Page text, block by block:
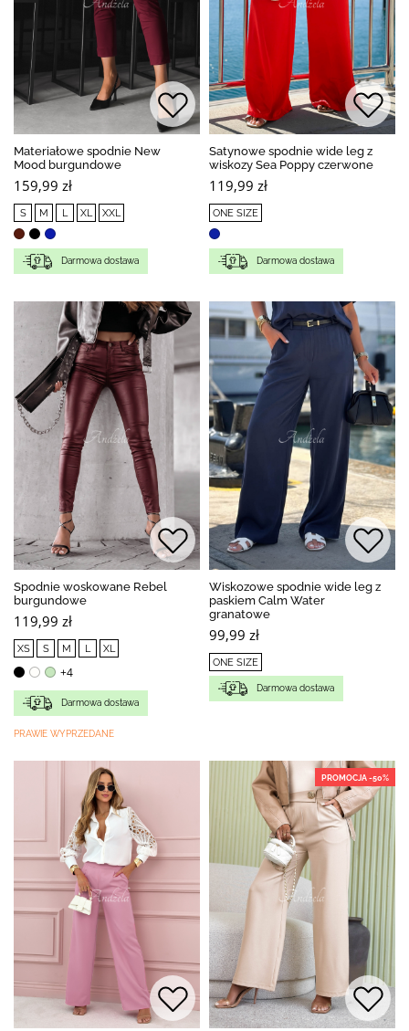
Materiałowe spodnie New
Mood burgundowe
159,99 zł
S M L XL XXL
Darmowa dostawa
Satynowe spodnie wide leg z
wiskozy Sea Poppy czerwone
119,99 zł
ONE SIZE
Darmowa dostawa
Spodnie woskowane Rebel
burgundowe
119,99 zł
XS S M L XL
+4
Darmowa dostawa
PRAWIE WYPRZEDANE
Wiskozowe spodnie wide leg z
paskiem Calm Water
granatowe
99,99 zł
ONE SIZE
Darmowa dostawa
PROMOCJA -50%